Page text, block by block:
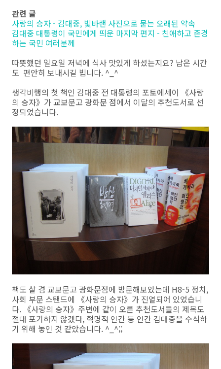
관련 글
사랑의 승자 - 김대중, 빛바랜 사진으로 묻는 오래된 약속
김대중 대통령이 국민에게 띄운 마지막 편지 - 친애하고 존경
하는 국민 여러분께
따뜻했던 일요일 저녁에 식사 맛있게 하셨는지요? 남은 시간
도 편안히 보내시길 빕니다. ^_^
생각비행의 첫 책인 김대중 전 대통령의 포토에세이 《사랑
의 승자》가 교보문고 광화문 점에서 이달의 추천도서로 선
정되었습니다.
책도 살 겸 교보문고 광화문점에 방문해보았는데 H8-5 정치,
사회 부문 스탠드에 《사랑의 승자》가 진열되어 있었습니
다. 《사랑의 승자》주변에 같이 오른 추천도서들의 제목도
절대 포기하지 않겠다, 혁명적 인간 등 인간 김대중을 수식하
기 위해 놓인 것 같았습니다. ^_^;;